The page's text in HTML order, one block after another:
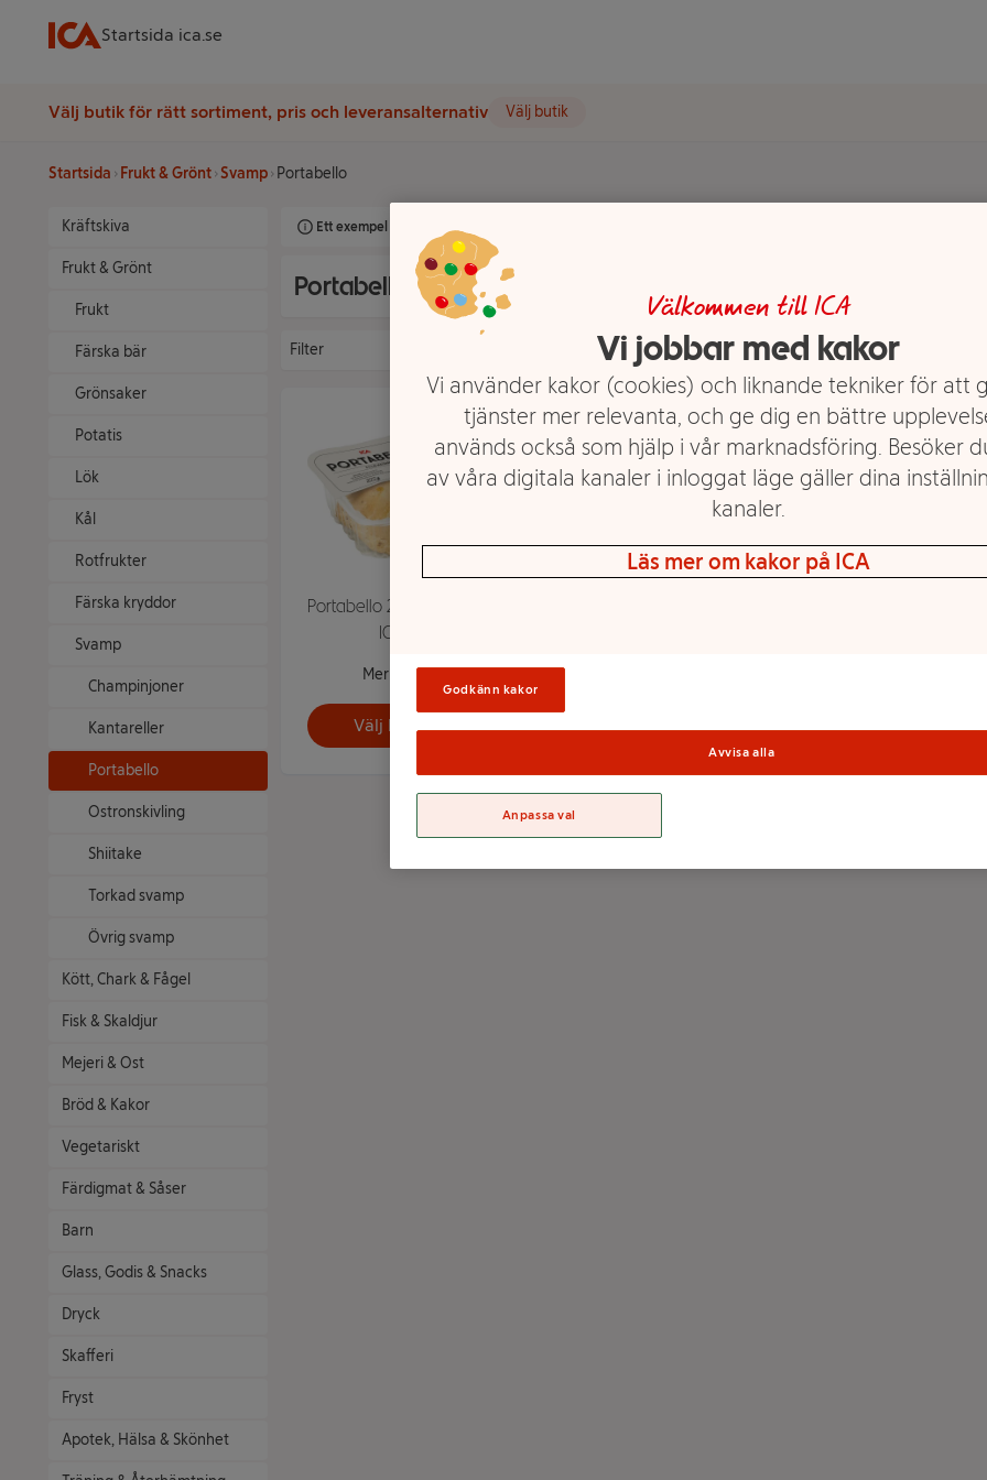
Startsida ica.se
Välj butik för rätt sortiment, pris och leveransalternativ Välj butik
Startsida Frukt & Grönt Svamp Portabello
Kräftskiva
Frukt & Grönt
Frukt
Färska bär
Grönsaker
Potatis
Lök
Kål
Rotfrukter
Färska kryddor
Svamp
Champinjoner
Kantareller
Portabello
Ostronskivling
Shiitake
Torkad svamp
Övrig svamp
Kött, Chark & Fågel
Fisk & Skaldjur
Mejeri & Ost
Bröd & Kakor
Vegetariskt
Färdigmat & Såser
Barn
Glass, Godis & Snacks
Dryck
Skafferi
Fryst
Apotek, Hälsa & Skönhet
Ett exempel på onlinesortiment visas.
Portabello
Filter
Portabello 200g Klass 1
ICA
Mer info
Välj butik
Välkommen till ICA
Vi jobbar med kakor
Vi använder kakor (cookies) och liknande tekniker för att
tjänster mer relevanta, och ge dig en bättre
används också som hjälp i vår marknadsföring. Besöker
av våra digitala kanaler i inloggat läge gäller dina
kanaler.
Läs mer om kakor på ICA
Godkänn kakor
Avvisa alla
Anpassa val